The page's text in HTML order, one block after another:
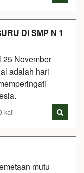
DI SMP N 1
25 November
adalah hari
kali
mutu